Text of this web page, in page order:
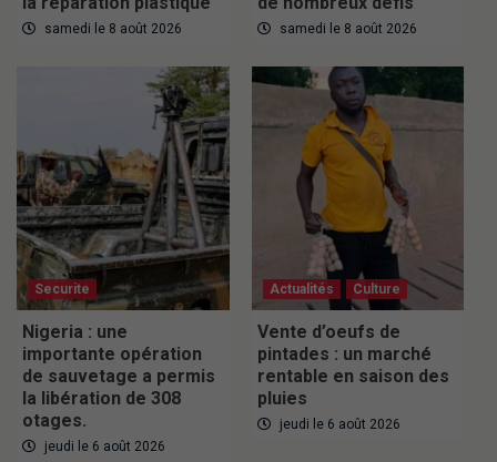
samedi le 8 août 2026 samedi le 8 août 2026
Securite
Nigeria : une
importante opération
de sauvetage a permis
la libération de 308
otages.
jeudi le 6 août 2026
Actualités Culture
Vente d’oeufs de
pintades : un marché
rentable en saison des
pluies
jeudi le 6 août 2026